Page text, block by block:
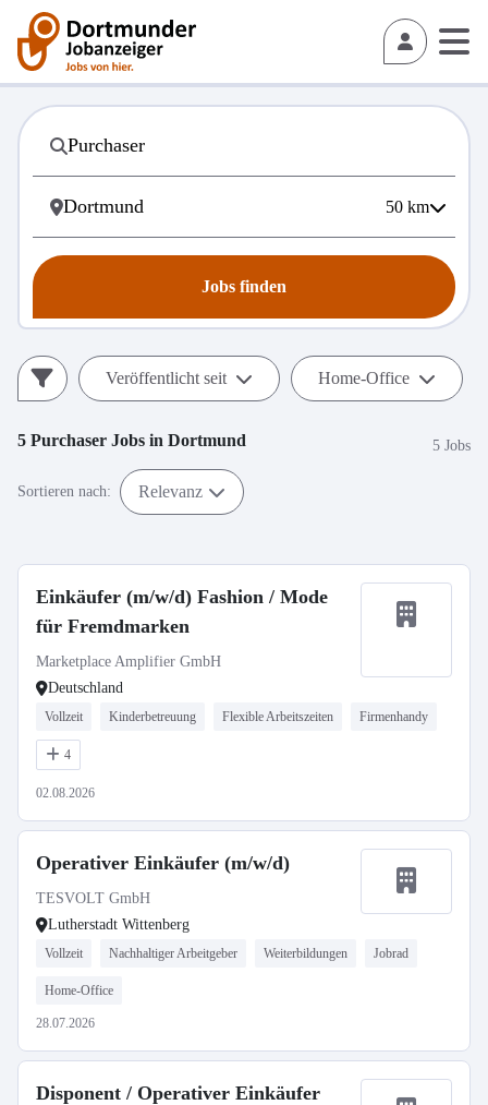
50 km
Jobs finden
Veröffentlicht seit Home-Office
5 Purchaser Jobs in Dortmund 5 Jobs
Sortieren nach: Relevanz
Einkäufer (m/w/d) Fashion / Mode
für Fremdmarken
Marketplace Amplifier GmbH
Deutschland
Vollzeit Kinderbetreuung Flexible Arbeitszeiten Firmenhandy
4
02.08.2026
Operativer Einkäufer (m/w/d)
TESVOLT GmbH
Lutherstadt Wittenberg
Vollzeit Nachhaltiger Arbeitgeber Weiterbildungen Jobrad
Home-Office
28.07.2026
Disponent / Operativer Einkäufer